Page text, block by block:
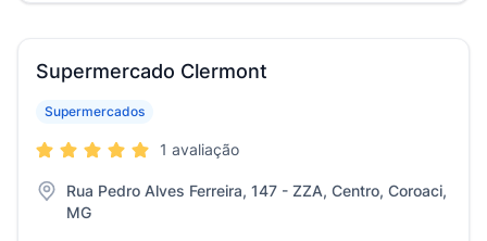
Supermercado Clermont
Supermercados
1 avaliação
Rua Pedro Alves Ferreira, 147 - ZZA, Centro, Coroaci,
MG